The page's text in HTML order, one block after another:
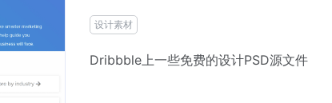
设计素材
Dribbble上一些免费的设计PSD源文件